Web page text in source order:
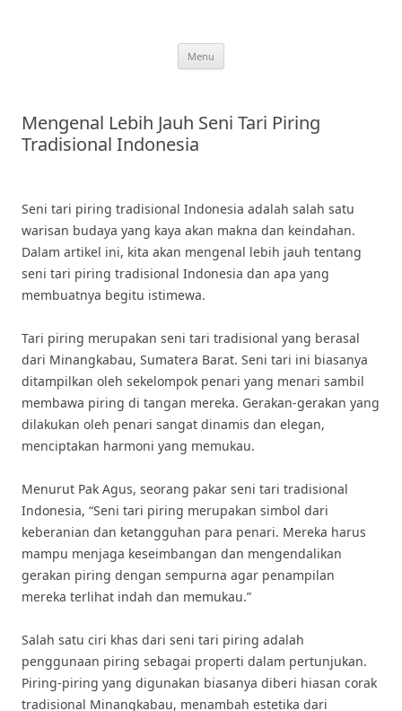
Menu
Mengenal Lebih Jauh Seni Tari Piring
Tradisional Indonesia
Seni tari piring tradisional Indonesia adalah salah satu
warisan budaya yang kaya akan makna dan keindahan.
Dalam artikel ini, kita akan mengenal lebih jauh tentang
seni tari piring tradisional Indonesia dan apa yang
membuatnya begitu istimewa.
Tari piring merupakan seni tari tradisional yang berasal
dari Minangkabau, Sumatera Barat. Seni tari ini biasanya
ditampilkan oleh sekelompok penari yang menari sambil
membawa piring di tangan mereka. Gerakan-gerakan yang
dilakukan oleh penari sangat dinamis dan elegan,
menciptakan harmoni yang memukau.
Menurut Pak Agus, seorang pakar seni tari tradisional
Indonesia, “Seni tari piring merupakan simbol dari
keberanian dan ketangguhan para penari. Mereka harus
mampu menjaga keseimbangan dan mengendalikan
gerakan piring dengan sempurna agar penampilan
mereka terlihat indah dan memukau.”
Salah satu ciri khas dari seni tari piring adalah
penggunaan piring sebagai properti dalam pertunjukan.
Piring-piring yang digunakan biasanya diberi hiasan corak
tradisional Minangkabau, menambah estetika dari